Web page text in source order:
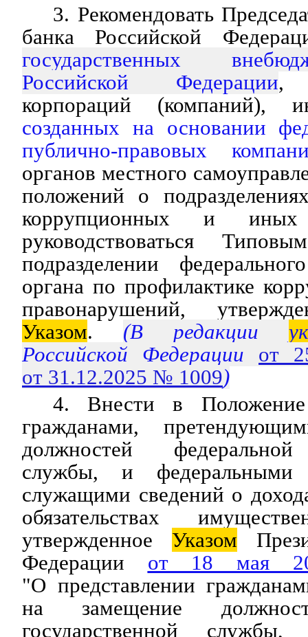
3. Рекомендовать
банка Российской
государственных
Российской Федерации,
корпораций (компаний),
созданных на основании
публично-правовых
органов местного
положений о
коррупционных и иных
руководствоваться
подразделении
органа по профилактике
правонарушений,
Указом. (В редакции
Российской Федерации от
от 31.12.2025 № 1009)
4. Внести в Положение
гражданами,
должностей федеральной
службы, и федеральными
служащими сведений о
обязательствах
утвержденное Указом
Федерации от 18 мая
"О представлении
на замещение
государственной